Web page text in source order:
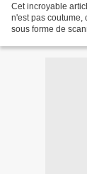
Cet incroyable
n'est pas coutume,
sous forme de